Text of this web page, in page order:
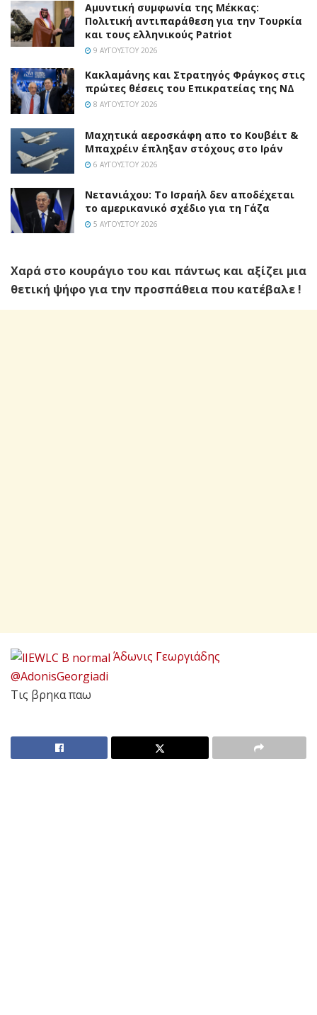
Αμυντική συμφωνία της Μέκκας:
Πολιτική αντιπαράθεση για την Τουρκία
και τους ελληνικούς Patriot
9 ΑΥΓΟΎΣΤΟΥ 2026
Κακλαμάνης και Στρατηγός Φράγκος στις
πρώτες θέσεις του Επικρατείας της ΝΔ
8 ΑΥΓΟΎΣΤΟΥ 2026
Mαχητικά αεροσκάφη απο το Κουβέιτ &
Μπαχρέιν έπληξαν στόχους στο Ιράν
6 ΑΥΓΟΎΣΤΟΥ 2026
Νετανιάχου: Το Ισραήλ δεν αποδέχεται
το αμερικανικό σχέδιο για τη Γάζα
5 ΑΥΓΟΎΣΤΟΥ 2026
Χαρά στο κουράγιο του και πάντως και αξίζει μια
θετική ψήφο για την προσπάθεια που κατέβαλε !
Άδωνις Γεωργιάδης
@AdonisGeorgiadi
Τις βρηκα παω